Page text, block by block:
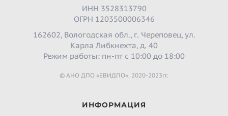
ИНН 3528313790
ОГРН 1203500006346
162602, Вологодская обл., г. Череповец, ул.
Карла Либкнехта, д. 40
Режим работы: пн-пт с 10:00 до 18:00
© АНО ДПО «ЕВИДПО». 2020-2023гг.
ИНФОРМАЦИЯ